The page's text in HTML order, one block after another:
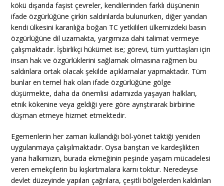
kökü dışarıda faşist çevreler, kendilerinden farklı düşünenin
ifade özgürlüğüne çirkin saldırılarda bulunurken, diğer yandan
kendi ülkesini karanlığa boğan TC yetkilileri ülkemizdeki basın
özgürlüğüne dil uzamakta, yargımıza dahi talimat vermeye
çalışmaktadır. İşbirlikçi hükümet ise; görevi, tüm yurttaşları için
insan hak ve özgürlüklerini sağlamak olmasına rağmen bu
saldırılara ortak olacak şekilde açıklamalar yapmaktadır. Tüm
bunlar en temel hak olan ifade özgürlüğüne gölge
düşürmekte, daha da önemlisi adamızda yaşayan halkları,
etnik kökenine veya geldiği yere göre ayrıştırarak birbirine
düşman etmeye hizmet etmektedir.
Egemenlerin her zaman kullandığı böl-yönet taktiği yeniden
uygulanmaya çalışılmaktadır. Oysa barıştan ve kardeşlikten
yana halkımızın, burada ekmeğinin peşinde yaşam mücadelesi
veren emekçilerin bu kışkırtmalara karnı toktur. Neredeyse
devlet düzeyinde yapılan çağrılara, çeşitli bölgelerden kaldırılan